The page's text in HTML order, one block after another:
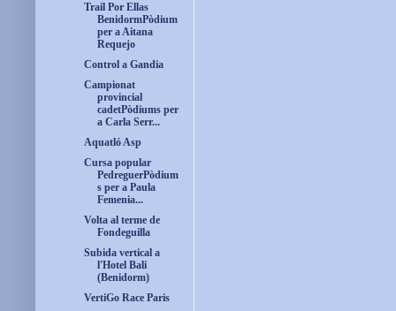
Trail Por Ellas
BenidormPòdium
per a Aitana
Requejo
Control a Gandia
Campionat
provincial
cadetPòdiums per
a Carla Serr...
Aquatló Asp
Cursa popular
PedreguerPòdium
s per a Paula
Femenia...
Volta al terme de
Fondeguilla
Subida vertical a
l'Hotel Bali
(Benidorm)
VertiGo Race Paris